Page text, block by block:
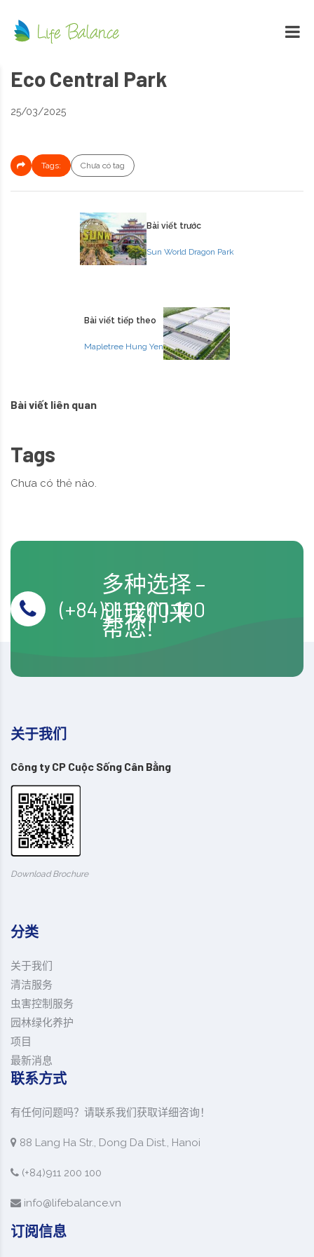
Eco Central Park
25/03/2025
Tags: Chưa có tag
Bài viết trước
Sun World Dragon Park
Bài viết tiếp theo
Mapletree Hung Yen
Bài viết liên quan
Tags
Chưa có thẻ nào.
多种选择 –
让我们来
帮您!
(+84)911 200 100
关于我们
Công ty CP Cuộc Sống Cân Bằng
Download Brochure
分类
关于我们
清洁服务
虫害控制服务
园林绿化养护
项目
最新消息
联系方式
有任何问题吗？请联系我们获取详细咨询！
88 Lang Ha Str., Dong Da Dist., Hanoi
(+84)911 200 100
info@lifebalance.vn
订阅信息